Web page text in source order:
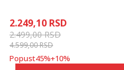
2.249,10 RSD
2.499,00RSD
4.599,00RSD
Popust45%+10%